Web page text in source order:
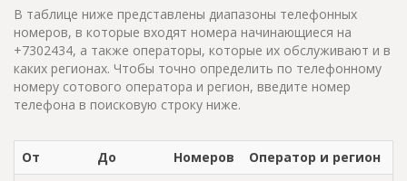
В таблице ниже представлены диапазоны телефонных
номеров, в которые входят номера начинающиеся на
+7302434, а также операторы, которые их обслуживают и в
каких регионах. Чтобы точно определить по телефонному
номеру сотового оператора и регион, введите номер
телефона в поисковую строку ниже.
От До Номеров
Оператор и регион